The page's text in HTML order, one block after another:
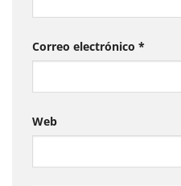
Correo electrónico *
Web